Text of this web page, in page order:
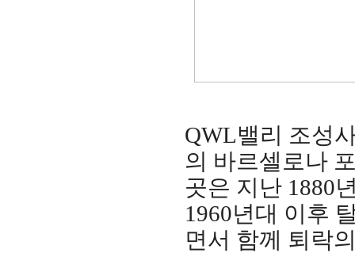
QWL밸리 조성
의 바르셀로나
곳은 지난 1880
1960년대 이후
면서 함께 퇴락